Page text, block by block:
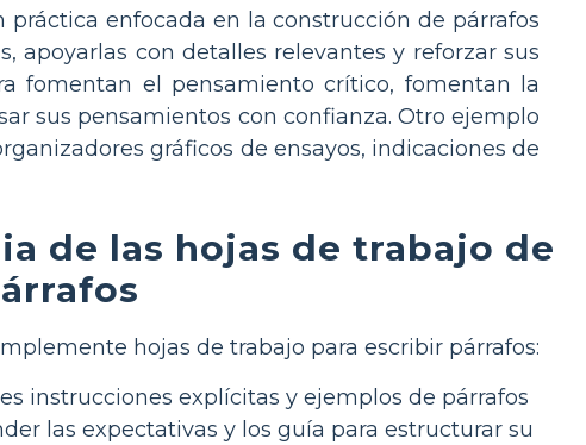
enfocada en la construcción de párrafos
apoyarlas con detalles relevantes y reforzar sus
fomentan el pensamiento crítico, fomentan la
sus pensamientos con confianza. Otro ejemplo
gráficos de ensayos, indicaciones de
de las hojas de trabajo de
hojas de trabajo para escribir párrafos:
instrucciones explícitas y ejemplos de párrafos
las expectativas y los guía para estructurar su